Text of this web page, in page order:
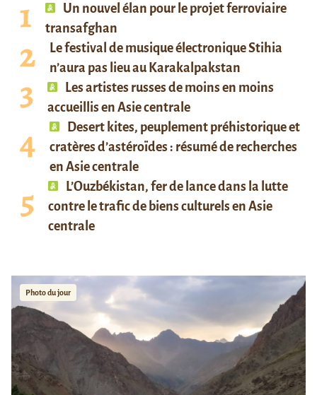
Un nouvel élan pour le projet ferroviaire
transafghan
Le festival de musique électronique Stihia
n’aura pas lieu au Karakalpakstan
Les artistes russes de moins en moins
accueillis en Asie centrale
Desert kites, peuplement préhistorique et
cratères d’astéroïdes : résumé de recherches
en Asie centrale
L’Ouzbékistan, fer de lance dans la lutte
contre le trafic de biens culturels en Asie
centrale
Photo du jour